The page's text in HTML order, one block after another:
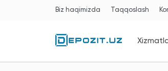
Biz haqimizda Taqqoslash